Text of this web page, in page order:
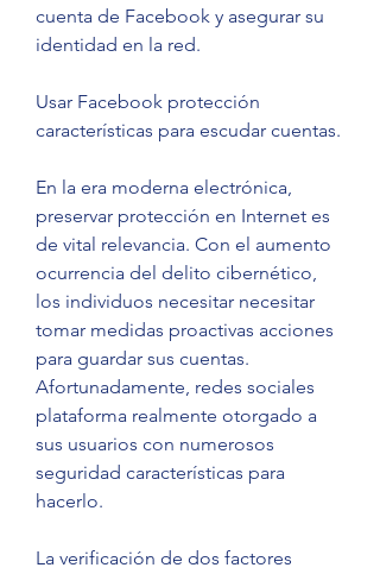
cuenta de Facebook y asegurar su
identidad en la red.
Usar Facebook protección
características para escudar cuentas.
En la era moderna electrónica,
preservar protección en Internet es
de vital relevancia. Con el aumento
ocurrencia del delito cibernético,
los individuos necesitar necesitar
tomar medidas proactivas acciones
para guardar sus cuentas.
Afortunadamente, redes sociales
plataforma realmente otorgado a
sus usuarios con numerosos
seguridad características para
hacerlo.
La verificación de dos factores